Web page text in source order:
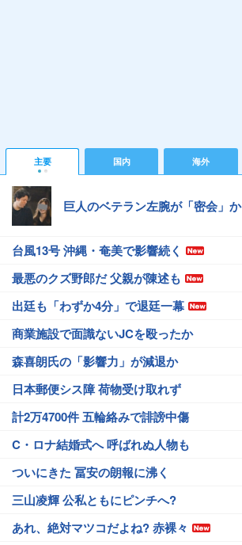
主要 国内 海外
巨人のベテラン左腕が「密会」か
台風13号 沖縄・奄美で影響続く
最悪のクズ野郎だ 父親が陳述も
出廷も「わずか4分」で退廷一幕
商業施設で面識ないJCを殴ったか
森喜朗氏の「影響力」が減退か
日本郵便シス障 荷物受け取れず
計2万4700件 五輪絡みで誹謗中傷
C・ロナ結婚式へ 呼ばれぬ人物も
ついにきた 冨安の朗報に沸く
三山凌輝 公私ともにピンチへ?
あれ、絶対マツコだよね? 赤裸々